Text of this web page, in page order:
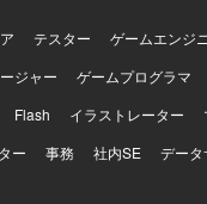
テスター ゲームエンジ
ジャー ゲームプログラマ
Flash イラストレーター
ー 事務 社内SE データ